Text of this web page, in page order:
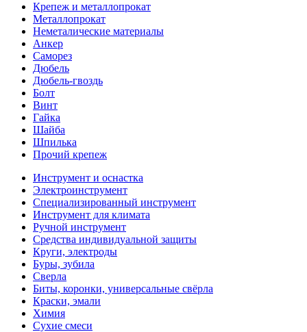
Крепеж и металлопрокат
Металлопрокат
Неметалические материалы
Анкер
Саморез
Дюбель
Дюбель-гвоздь
Болт
Винт
Гайка
Шайба
Шпилька
Прочий крепеж
Инструмент и оснастка
Электроинструмент
Специализированный инструмент
Инструмент для климата
Ручной инструмент
Средства индивидуальной защиты
Круги, электроды
Буры, зубила
Сверла
Биты, коронки, универсальные свёрла
Краски, эмали
Химия
Сухие смеси